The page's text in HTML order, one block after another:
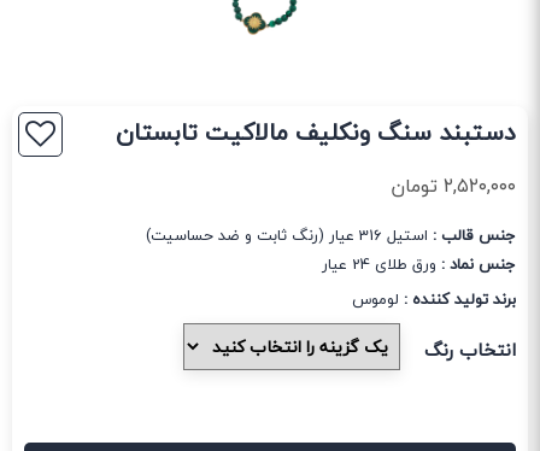
دستبند سنگ ونکلیف مالاکیت تابستان
۲,۵۲۰,۰۰۰تومان
جنس قالب : استیل 316 عیار (رنگ ثابت و ضد حساسیت)
جنس نماد : ورق طلای 24 عیار
برند تولید کننده : لوموس
انتخاب رنگ